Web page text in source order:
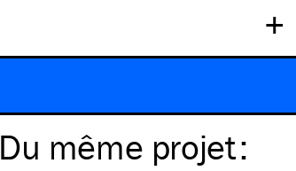
+
Du même projet: